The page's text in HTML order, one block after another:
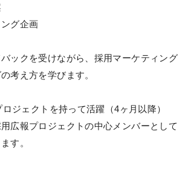
グ企画
ックを受けながら、採用マーケティング
考え方を学びます。
ジェクトを持って活躍（4ヶ月以降）
広報プロジェクトの中心メンバーとして
す。